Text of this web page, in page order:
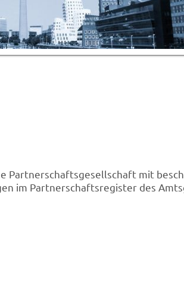
Partnerschaftsgesellschaft mit
im Partnerschaftsregister des